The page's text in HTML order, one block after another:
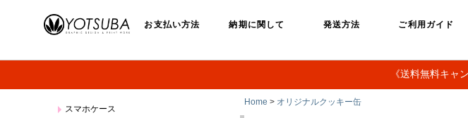
お支払い方法 納期に関して 発送方法 ご利用ガイド
《送料無料キャ
スマホケース
Home > オリジナルクッキー缶